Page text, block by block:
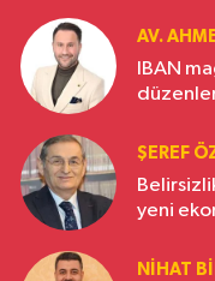
AV.
IBAN
ŞEREF
yeni
NIHAT